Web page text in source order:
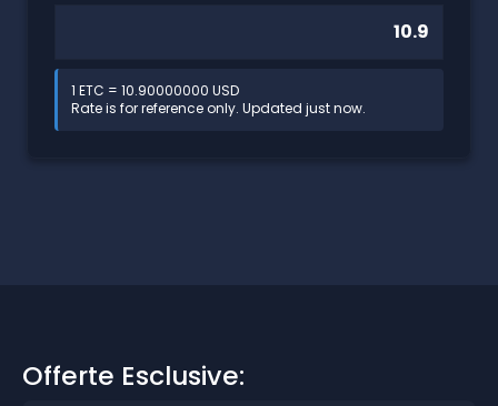
1 ETC = 10.90000000 USD
Rate is for reference only. Updated just now.
Offerte Esclusive: